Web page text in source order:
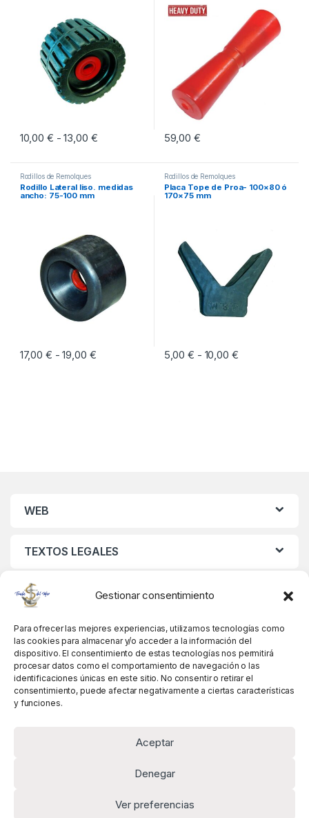
Gestionar consentimiento
Para ofrecer las mejores experiencias, utilizamos tecnologías como
las cookies para almacenar y/o acceder a la información del
dispositivo. El consentimiento de estas tecnologías nos permitirá
procesar datos como el comportamiento de navegación o las
identificaciones únicas en este sitio. No consentir o retirar el
consentimiento, puede afectar negativamente a ciertas características
y funciones.
Aceptar
Denegar
Ver preferencias
10,00 € - 13,00 €Rango de precios: desde 10,00 € hasta 13,00
59,00 €
Rodillos de Remolques
Rodillo Lateral liso. medidas
ancho: 75-100 mm
17,00 € - 19,00 €Rango de precios: desde 17,00 € hasta 19,00
Este producto tiene múltiples variantes. Las opciones se pueden
Rodillos de Remolques
Placa Tope de Proa- 100×80 ó
170×75 mm
5,00€ - 10,00 €Rango de
Este producto tiene múltiples
WEB
TEXTOS LEGALES
MIS DATOS
Alguna pregunta? Llámanos!